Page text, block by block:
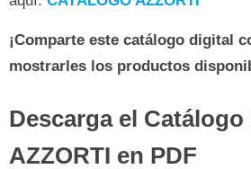
¡Comparte este catálogo digital
mostrarles los productos
Descarga el Catálogo
AZZORTI en PDF